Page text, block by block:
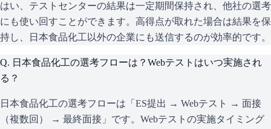
はい、テストセンターの結果は一定期間保持され、他社の選考
にも使い回すことができます。高得点が取れた場合は結果を保
持し、日本食品化工以外の企業にも送信するのが効率的です。
Q. 日本食品化工の選考フローは？Webテストはいつ実施され
る？
日本食品化工の選考フローは「ES提出 → Webテスト → 面接
（複数回） → 最終面接」です。Webテストの実施タイミング